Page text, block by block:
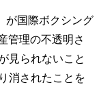
が国際ボクシング
管理の不透明さ
見られないこと
消されたことを